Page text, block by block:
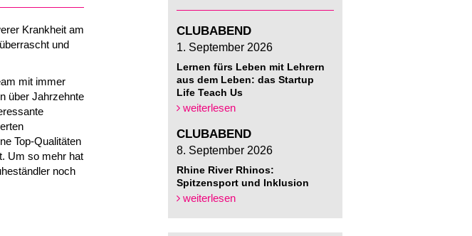
Krankheit am
und
mit immer
über Jahrzehnte
Top-Qualitäten
Um so mehr hat
noch
CLUBABEND
1. September 2026
Lernen fürs Leben mit Lehrern
aus dem Leben: das Startup
Life Teach Us
weiterlesen
CLUBABEND
8. September 2026
Rhine River Rhinos:
Spitzensport und Inklusion
weiterlesen